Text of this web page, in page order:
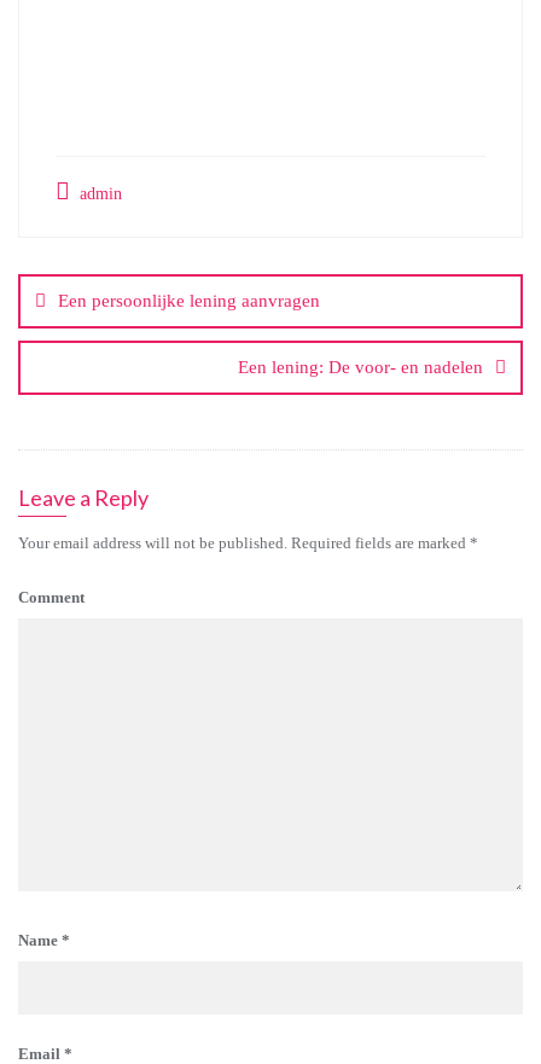
admin
navigation
Een persoonlijke lening aanvragen
Een lening: De voor- en nadelen
Leave a Reply
Your email address will not be published. Required fields are marked *
Comment
Name *
Email *